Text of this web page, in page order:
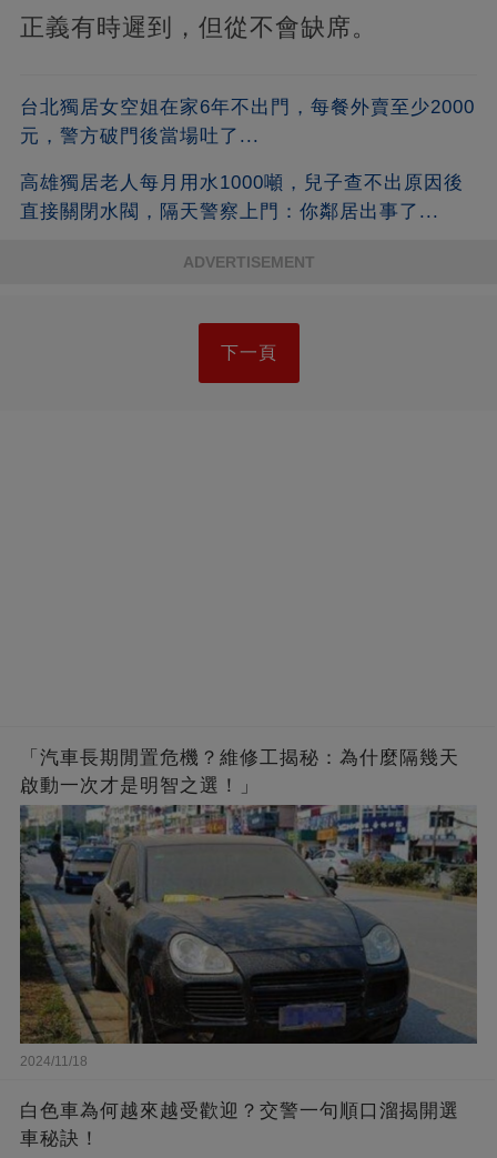
正義有時遲到，但從不會缺席。
台北獨居女空姐在家6年不出門，每餐外賣至少2000
元，警方破門後當場吐了...
高雄獨居老人每月用水1000噸，兒子查不出原因後
直接關閉水閥，隔天警察上門：你鄰居出事了...
ADVERTISEMENT
下一頁
「汽車長期閒置危機？維修工揭秘：為什麼隔幾天
啟動一次才是明智之選！」
2024/11/18
白色車為何越來越受歡迎？交警一句順口溜揭開選
車秘訣！